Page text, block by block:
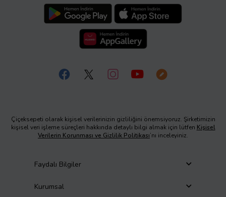
Çiçeksepeti olarak kişisel verilerinizin gizliliğini önemsiyoruz. Şirketimizin
kişisel veri işleme süreçleri hakkında detaylı bilgi almak için lütfen Kişisel
Verilerin Korunması ve Gizlilik Politikası’nı inceleyiniz.
Faydalı Bilgiler
Kurumsal